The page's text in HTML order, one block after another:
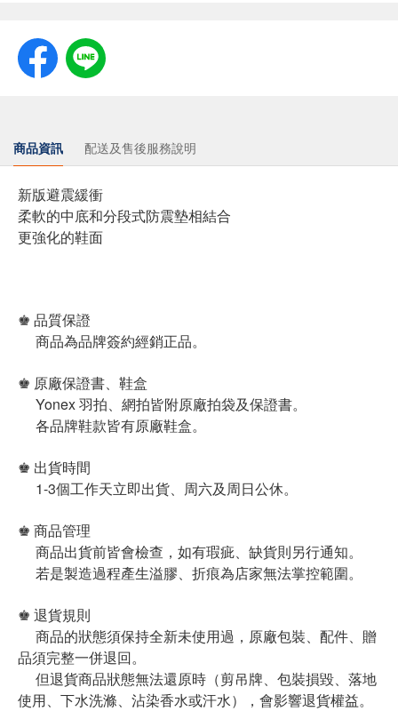
商品資訊 配送及售後服務說明
新版避震緩衝
柔軟的中底和分段式防震墊相結合
更強化的鞋面
♚ 品質保證
商品為品牌簽約經銷正品。
♚ 原廠保證書、鞋盒
Yonex 羽拍、網拍皆附原廠拍袋及保證書。
各品牌鞋款皆有原廠鞋盒。
♚ 出貨時間
1-3個工作天立即出貨、周六及周日公休。
♚ 商品管理
商品出貨前皆會檢查，如有瑕疵、缺貨則另行通知。
若是製造過程產生溢膠、折痕為店家無法掌控範圍。
♚ 退貨規則
商品的狀態須保持全新未使用過，原廠包裝、配件、贈
品須完整一併退回。
但退貨商品狀態無法還原時（剪吊牌、包裝損毀、落地
使用、下水洗滌、沾染香水或汗水），會影響退貨權益。